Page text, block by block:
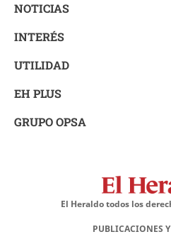
NOTICIAS
INTERÉS
UTILIDAD
EH PLUS
GRUPO OPSA
El Heraldo todos los
PUBLICACIONES